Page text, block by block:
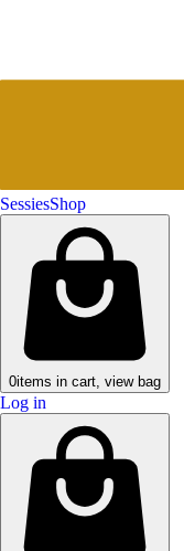
SessiesShop
0items in cart, view bag
Log in